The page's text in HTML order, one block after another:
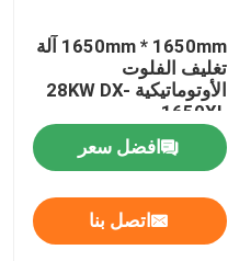
1650mm * 1650mm آلة
تغليف الفلوت
الأوتوماتيكية 28KW DX-
1650XL
افضل سعر
اتصل بنا